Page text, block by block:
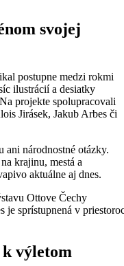
svojej
postupne medzi rokmi
ilustrácií a desiatky
projekte spolupracovali
Jirásek, Jakub Arbes či
ani národnostné otázky.
krajinu, mestá a
aktuálne aj dnes.
je sprístupnená v
výletom